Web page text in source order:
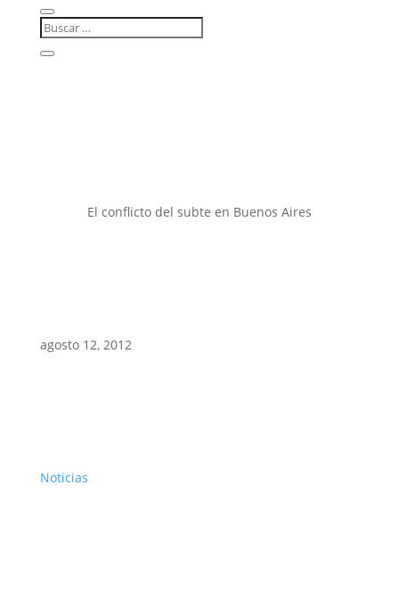
El conflicto del subte en Buenos Aires
agosto 12, 2012
Noticias